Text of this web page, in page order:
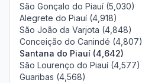
São Gonçalo do Piauí (5,030)
Alegrete do Piauí (4,918)
São João da Varjota (4,848)
Conceição do Canindé (4,807)
Santana do Piauí (4,642)
São Lourenço do Piauí (4,577)
Guaribas (4,568)